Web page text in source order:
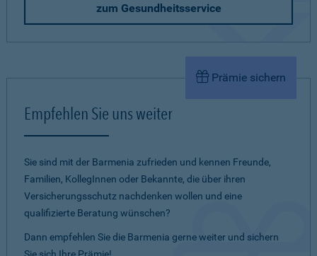
zum Gesundheitsservice
Prämie sichern
Empfehlen Sie uns weiter
Sie sind mit der Barmenia zufrieden und kennen Freunde,
Familien, KollegInnen oder Bekannte, die über ihren
Versicherungsschutz nachdenken wollen und eine
qualifizierte Beratung wünschen?
Dann empfehlen Sie die Barmenia gerne weiter und sichern
Sie sich Ihre Prämie!